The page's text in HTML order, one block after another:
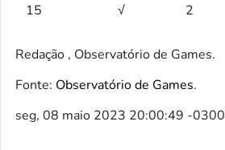
15 √ 2
Redação , Observatório de Games.
Fonte: Observatório de Games.
seg, 08 maio 2023 20:00:49 -0300